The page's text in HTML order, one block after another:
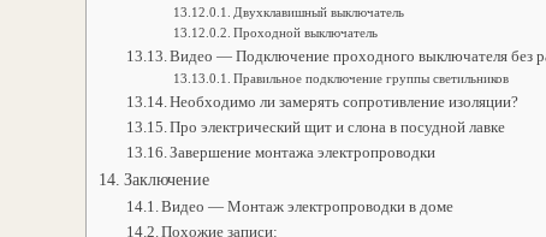
Двухклавишный выключатель
Проходной выключатель
Видео — Подключение проходного выключателя без
Правильное подключение группы светильников
Необходимо ли замерять сопротивление изоляции?
Про электрический щит и слона в посудной лавке
Завершение монтажа электропроводки
Заключение
Видео — Монтаж электропроводки в доме
Похожие записи: